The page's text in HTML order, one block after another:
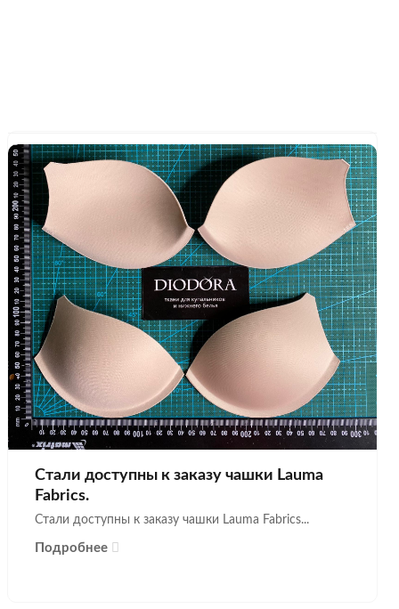
Стали доступны к заказу чашки Lauma
Fabrics.
Стали доступны к заказу чашки Lauma Fabrics...
Подробнее